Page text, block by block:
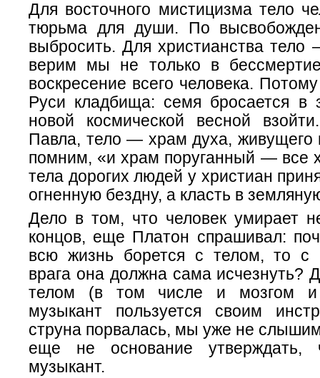
Для восточного мистицизма тело
тюрьма для души. По
выбросить. Для христианства
верим мы не только в
воскресение всего человека.
Руси кладбища: семя бросается
новой космической весной
Павла, тело — храм духа, живущего
помним, «и храм поруганный — все
тела дорогих людей у христиан
огненную бездну, а класть в
Дело в том, что человек умирает
концов, еще Платон спрашивал:
всю жизнь борется с телом, то с
врага она должна сама исчезнуть?
телом (в том числе и мозгом и
музыкант пользуется своим
струна порвалась, мы уже не
еще не основание
музыкант.